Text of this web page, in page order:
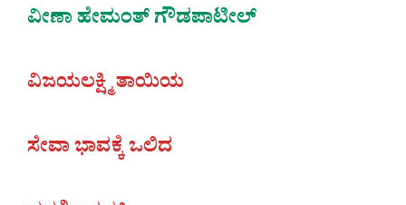
ವೀಣಾ ಹೇಮಂತ್‌ ಗೌಡಪಾಟೀಲ್
ವಿಜಯಲಕ್ಷ್ಮಿ ತಾಯಿಯ
ಸೇವಾ ಭಾವಕ್ಕೆ ಒಲಿದ